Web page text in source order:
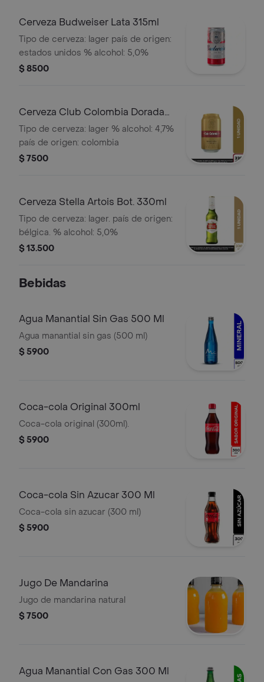
Cerveza Budweiser Lata 315ml
Tipo de cerveza: lager país de origen:
estados unidos % alcohol: 5,0%
$ 8500
Cerveza Club Colombia Dorada
Lata 330ml
Tipo de cerveza: lager % alcohol: 4,7%
país de origen: colombia
$ 7500
Cerveza Stella Artois Bot. 330ml
Tipo de cerveza: lager. país de origen:
bélgica. % alcohol: 5,0%
$ 13.500
Bebidas
Agua Manantial Sin Gas 500 Ml
Agua manantial sin gas (500 ml)
$ 5900
Coca-cola Original 300ml
Coca-cola original (300ml).
$ 5900
Coca-cola Sin Azucar 300 Ml
Coca-cola sin azucar (300 ml)
$ 5900
Jugo De Mandarina
Jugo de mandarina natural
$ 7500
Agua Manantial Con Gas 300 Ml